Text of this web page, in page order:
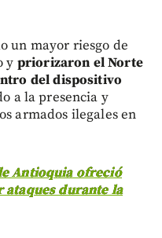
un mayor riesgo de
y priorizaron el Norte
del dispositivo
a la presencia y
armados ilegales en
Antioquia ofreció
ataques durante la